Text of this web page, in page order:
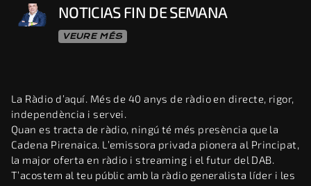
NOTICIAS FIN DE SEMANA
VEURE MÉS
La Ràdio d’aquí. Més de 40 anys de ràdio en directe, rigor,
independència i servei.
Quan es tracta de ràdio, ningú té més presència que la
Cadena Pirenaica. L’emissora privada pionera al Principat,
la major oferta en ràdio i streaming i el futur del DAB.
T’acostem al teu públic amb la ràdio generalista líder i les